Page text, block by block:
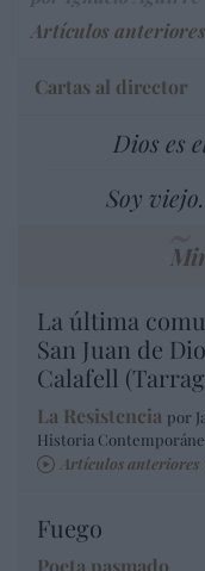
Artículos anteriores
Cartas al director
Dios es
Soy
La última
San Juan de
Calafell
La Resistencia por
Historia
Artículos anteriores
Fuego
Poeta pasmado